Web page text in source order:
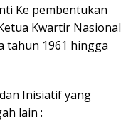
Ke pembentukan
Kwartir Nasional
tahun 1961 hingga
Inisiatif yang
lain :